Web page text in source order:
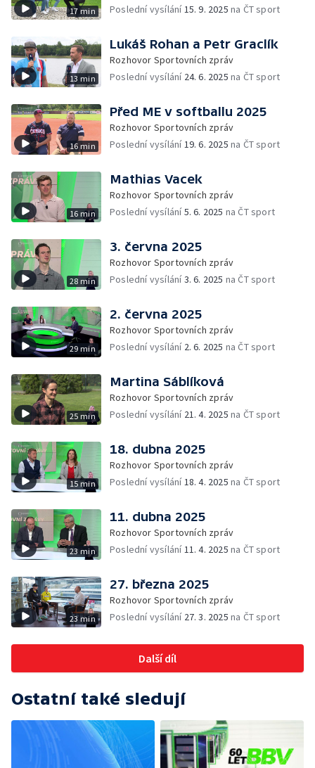
17 min
Poslední vysílání15. 9. 2025 na ČT sport
13 min
Lukáš Rohan a Petr Graclík
Rozhovor Sportovních zpráv
Poslední vysílání 24. 6. 2025 na ČT sport
16 min
Před ME v softballu 2025
Rozhovor Sportovních zpráv
Poslední vysílání19. 6. 2025 na ČT sport
16 min
Mathias Vacek
Rozhovor Sportovních zpráv
Poslední vysílání5. 6. 2025 na ČT sport
28 min
3. června 2025
Rozhovor Sportovních zpráv
Poslední vysílání3. 6. 2025 na ČT sport
29 min
2. června 2025
Rozhovor Sportovních zpráv
Poslední vysílání 2. 6. 2025 na ČT sport
25 min
Martina Sáblíková
Rozhovor Sportovních zpráv
Poslední vysílání 21. 4. 2025 na ČT sport
15 min
18. dubna 2025
Rozhovor Sportovních zpráv
Poslední vysílání18. 4. 2025 na ČT sport
23 min
11. dubna 2025
Rozhovor Sportovních zpráv
Poslední vysílání11. 4. 2025 na ČT sport
23 min
27. března 2025
Rozhovor Sportovních zpráv
Poslední vysílání 27. 3. 2025 na ČT sport
Další díl
Ostatní také sledují